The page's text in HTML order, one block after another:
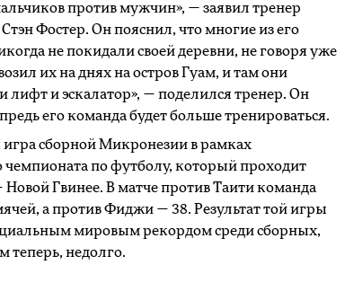
против мужчин», — заявил тренер
Фостер. Он пояснил, что многие из его
не покидали своей деревни, не говоря уже
их на днях на остров Гуам, и там они
лифт и эскалатор», — поделился тренер. Он
его команда будет больше тренироваться.
игра сборной Микронезии в рамках
чемпионата по футболу, который проходит
Новой Гвинее. В матче против Таити команда
а против Фиджи — 38. Результат той игры
мировым рекордом среди сборных,
теперь, недолго.